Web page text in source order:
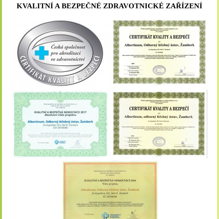
KVALITNÍ A BEZPEČNÉ ZDRAVOTNICKÉ ZAŘÍZENÍ